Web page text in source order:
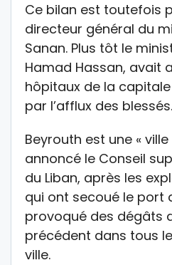
Ce bilan est toutefois
directeur général du
Sanan. Plus tôt le
Hamad Hassan, avait
hôpitaux de la
par l’afflux des blessés.
Beyrouth est une «
annoncé le Conseil
du Liban, après les
qui ont secoué le port
provoqué des dégâts
précédent dans tous
ville.